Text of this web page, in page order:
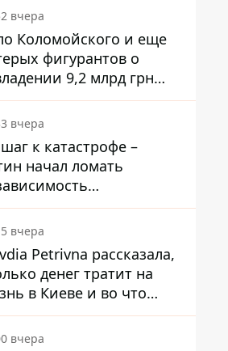
вчера
Коломойского и еще
фигурантов о
9,2 млрд грн
направили в
вчера
к катастрофе –
начал ломать
Центробанка,
снизить базовую
вчера
Petrivna рассказала,
денег тратит на
в Киеве и во что
миллионы
вчера